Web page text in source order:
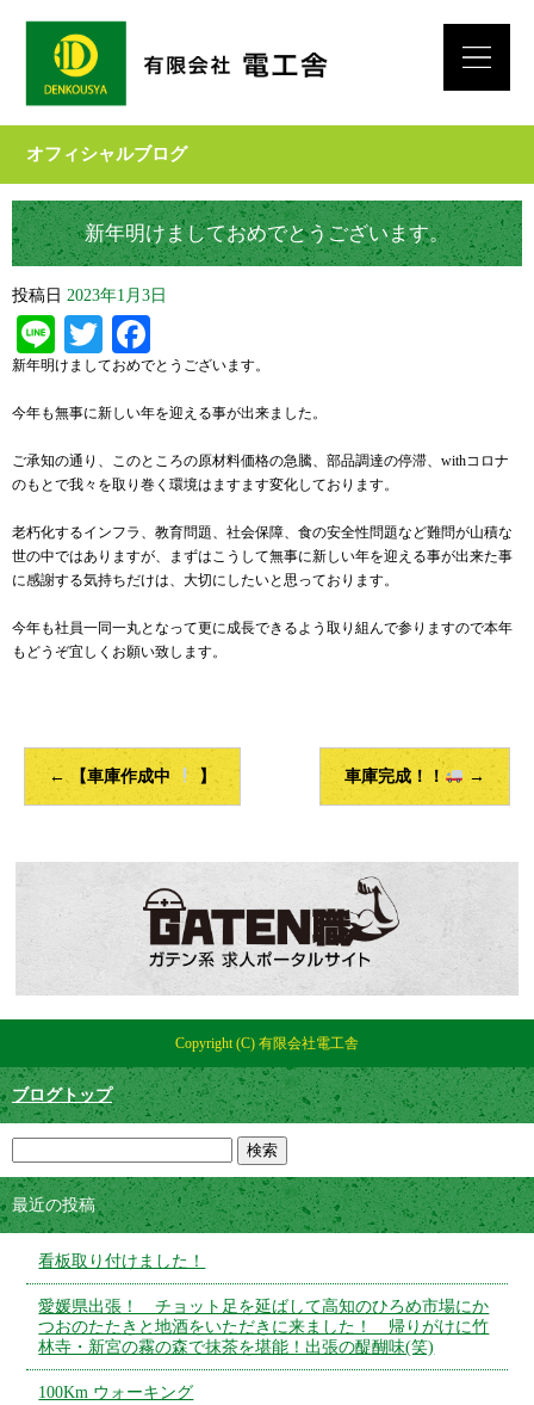
オフィシャルブログ
新年明けましておめでとうございます。
投稿日 2023年1月3日
LineTwitter
新年明けましておめでとうございます。
今年も無事に新しい年を迎える事が出来ました。
ご承知の通り、このところの原材料価格の急騰、部品調達の停滞、withコロナ
のもとで我々を取り巻く環境はますます変化しております。
老朽化するインフラ、教育問題、社会保障、食の安全性問題など難問が山積な
世の中ではありますが、まずはこうして無事に新しい年を迎える事が出来た事
に感謝する気持ちだけは、大切にしたいと思っております。
今年も社員一同一丸となって更に成長できるよう取り組んで参りますので本年
もどうぞ宜しくお願い致します。
←【車庫作成中 】 車庫完成！！ →
Copyright (C) 有限会社電工舎
ブログトップ
最近の投稿
看板取り付けました！
愛媛県出張！ チョット足を延ばして高知のひろめ市場にか
つおのたたきと地酒をいただきに来ました！ 帰りがけに竹
林寺・新宮の霧の森で抹茶を堪能！出張の醍醐味(笑)
100Km ウォーキング